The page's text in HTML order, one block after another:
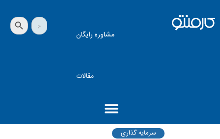
مشاوره رایگان
مقالات
جستجو
برای:
دکمه جستجو
سرمایه گذاری